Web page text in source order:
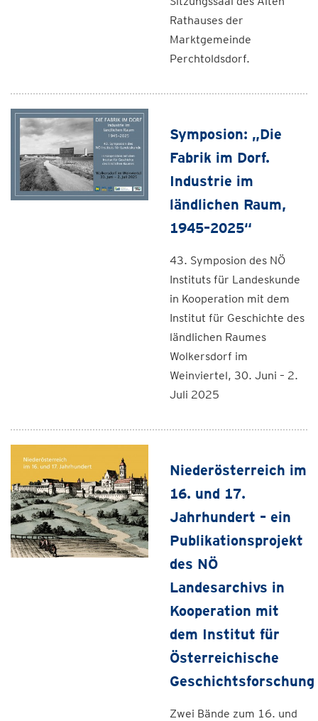
Rathauses der
Marktgemeinde
Perchtoldsdorf.
Symposion: „Die
Fabrik im Dorf.
Industrie im
ländlichen Raum,
1945–2025“
43. Symposion des NÖ
Instituts für Landeskunde
in Kooperation mit dem
Institut für Geschichte des
ländlichen Raumes
Wolkersdorf im
Weinviertel, 30. Juni – 2.
Juli 2025
Niederösterreich im
16. und 17.
Jahrhundert – ein
Publikationsprojekt
des NÖ
Landesarchivs in
Kooperation mit
dem Institut für
Österreichische
Geschichtsforschung
Zwei Bände zum 16. und